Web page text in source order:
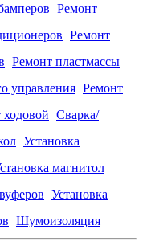
Ремонт
Ремонт
Ремонт пластмассы
управления Ремонт
Сварка/
Установка
магнитол
Установка
Шумоизоляция